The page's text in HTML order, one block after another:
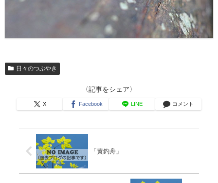
日々のつぶやき
〈記事をシェア〉
X Facebook LINE コメント
「黄釣舟」